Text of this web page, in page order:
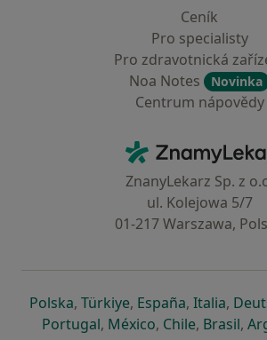
Ceník
Pro specialisty
Pro zdravotnická
Noa Notes
Novinka
Centrum nápovědy
ZnamyLekar
ZnanyLekarz Sp. z
ul. Kolejowa 5/7
01-217 Warszawa,
Polskase otevře v nové záložce
, Türkiyese otevře v nové
, Españase otevře v
, Italiase
,
Portugalse otevře v nové záložce
, Méxicose otevře v
, Chilese otevře
, Brasilse
,